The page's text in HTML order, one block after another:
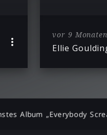
vor 9 Monaten
Ellie
Album „Everybody